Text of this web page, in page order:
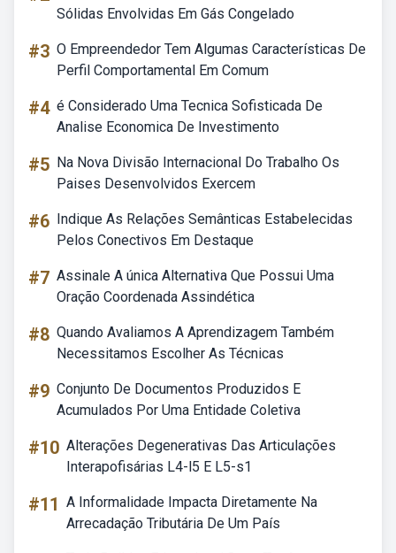
Sólidas Envolvidas Em Gás Congelado
#3 O Empreendedor Tem Algumas Características De
Perfil Comportamental Em Comum
#4 é Considerado Uma Tecnica Sofisticada De
Analise Economica De Investimento
#5 Na Nova Divisão Internacional Do Trabalho Os
Paises Desenvolvidos Exercem
#6 Indique As Relações Semânticas Estabelecidas
Pelos Conectivos Em Destaque
#7 Assinale A única Alternativa Que Possui Uma
Oração Coordenada Assindética
#8 Quando Avaliamos A Aprendizagem Também
Necessitamos Escolher As Técnicas
#9 Conjunto De Documentos Produzidos E
Acumulados Por Uma Entidade Coletiva
#10 Alterações Degenerativas Das Articulações
Interapofisárias L4-l5 E L5-s1
#11 A Informalidade Impacta Diretamente Na
Arrecadação Tributária De Um País